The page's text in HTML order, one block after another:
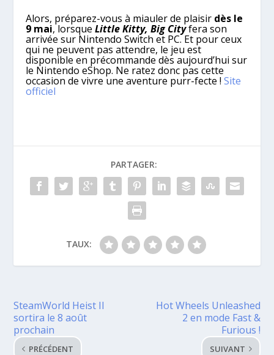
Alors, préparez-vous à miauler de plaisir dès le
9 mai, lorsqueLittle Kitty, Big Cityfera son
arrivée sur Nintendo Switch et PC. Et pour ceux
qui ne peuvent pas attendre, le jeu est
disponible en précommande dès aujourd’hui sur
le Nintendo eShop. Ne ratez donc pas cette
occasion de vivre une aventure purr-fecte !Site
officiel
PARTAGER:
TAUX:
SteamWorld Heist II
sortira le 8 août
prochain
PRÉCÉDENT
Hot Wheels Unleashed
2 en mode Fast &
Furious !
SUIVANT